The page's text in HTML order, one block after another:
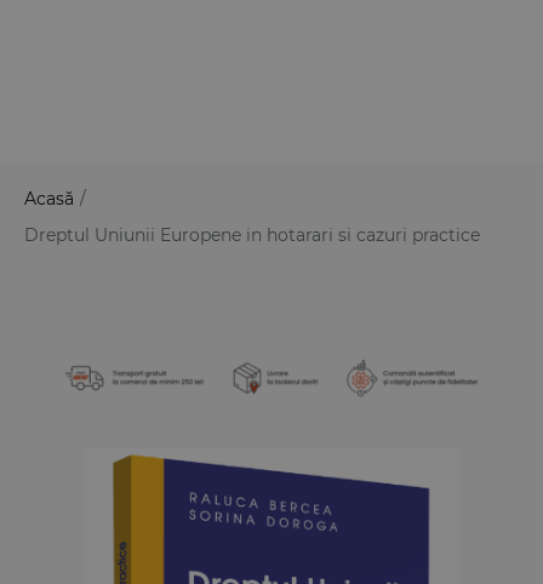
Acasă /
Dreptul Uniunii Europene in hotarari si cazuri practice